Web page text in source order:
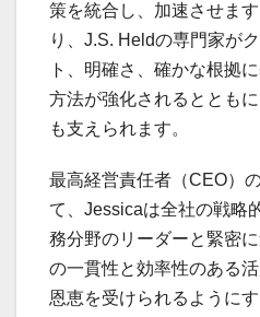
策を統合し、加速させま
り、J.S. Heldの専門家が
ト、明確さ、確かな根拠
方法が強化されるととも
も支えられます。
最高経営責任者（CEO）
て、Jessicaは全社の戦略
務分野のリーダーと緊密
の一貫性と効率性のある
恩恵を受けられるように